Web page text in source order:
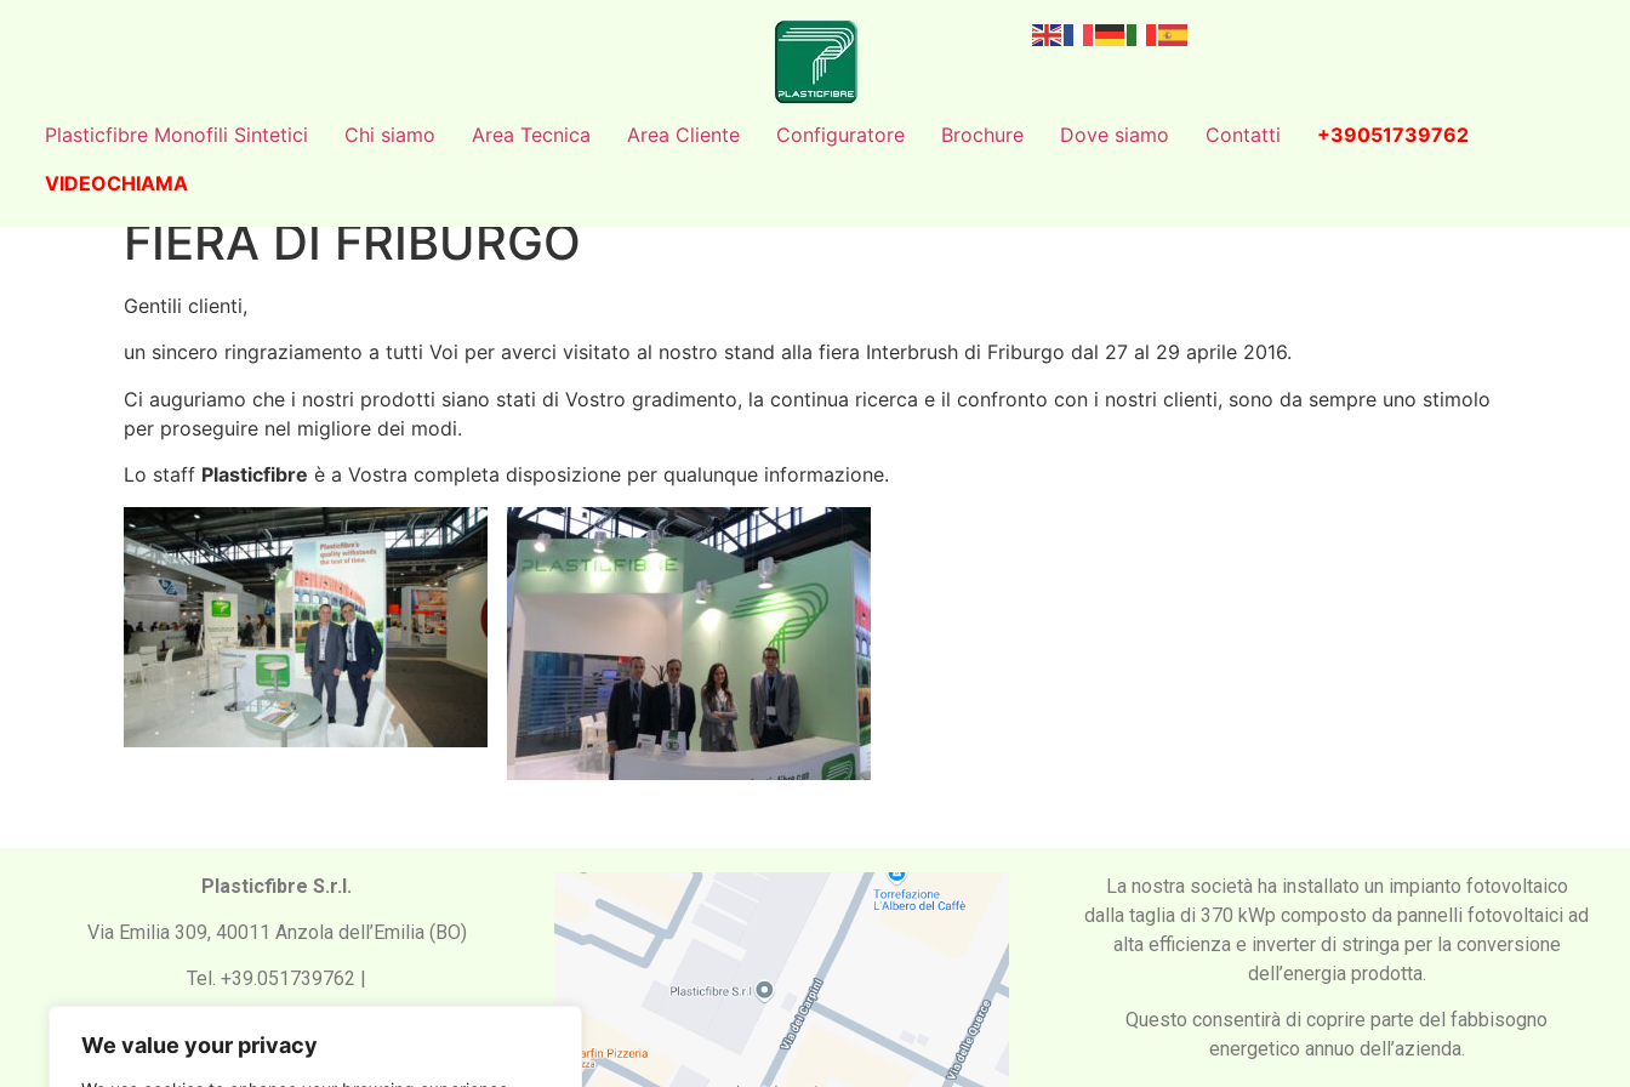
We value your privacy
Plasticfibre Monofili Sintetici Chi siamo Area Tecnica Area Cliente Configuratore Brochure Dove siamo Contatti
+39051739762
VIDEOCHIAMA
FIERA DI FRIBURGO
Gentili clienti,
un sincero ringraziamento a tutti Voi per averci visitato al nostro stand alla fiera Interbrush di Friburgo dal 27 al 29 aprile 2016.
Ci auguriamo che i nostri prodotti siano stati di Vostro gradimento, la continua ricerca e il confronto con i nostri clienti, sono da sempre uno stimolo
per proseguire nel migliore dei modi.
Lo staff Plasticfibre è a Vostra completa disposizione per qualunque informazione.
Plasticfibre S.r.l.
Via Emilia 309, 40011 Anzola dell’Emilia (BO)
Tel. +39.051739762 |
postacertificata@pec.plasticfibre.com
La nostra società ha installato un impianto fotovoltaico
dalla taglia di 370 kWp composto da pannelli fotovoltaici ad
alta efficienza e inverter di stringa per la conversione
dell’energia prodotta.
Questo consentirà di coprire parte del fabbisogno
energetico annuo dell’azienda.